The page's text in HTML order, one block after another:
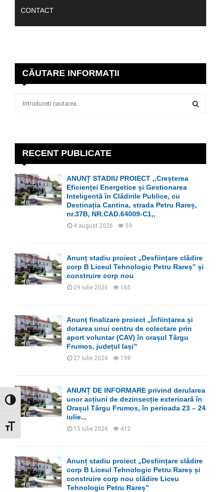
GLISOR NIVEL CONTRAST
GLISOR MĂRIME FONT
CONTACT
CĂUTARE INFORMAȚII
r
:
E
A
C
RECENT PUBLICATE
ANUNȚ STADIU PROIECT ,,Creșterea
Eficienței Energetice și Gestionarea
Inteligentă în Clădirile Publice, cu
Destinația Cantina, strada Petru Rareș,
nr.37B, NR.CAD.64009-C1,,
4 august 2026 59
Anunț stadiu proiect „Desființare clădire
corp B Liceul Tehnologic Petru Rareș” și
construire corp nou
29 iulie 2026 165
Anunț finalizare proiect „Înființarea și
dotarea unui centru de colectare prin
aport voluntar (CAV) în orașul Târgu
Frumos, județul Iași”
27 iulie 2026 198
ANUNȚ DE INFORMARE privind derularea
unor acțiuni de dezinsecție exterioară în
Orașul Târgu Frumos, în perioada 23 – 24
iulie...
15 iulie 2026 412
Anunț stadiu proiect „Desființare clădire
corp B Liceul Tehnologic Petru Rareș și
construire corp nou clădire Liceu
Tehnologic Petru Rareș”